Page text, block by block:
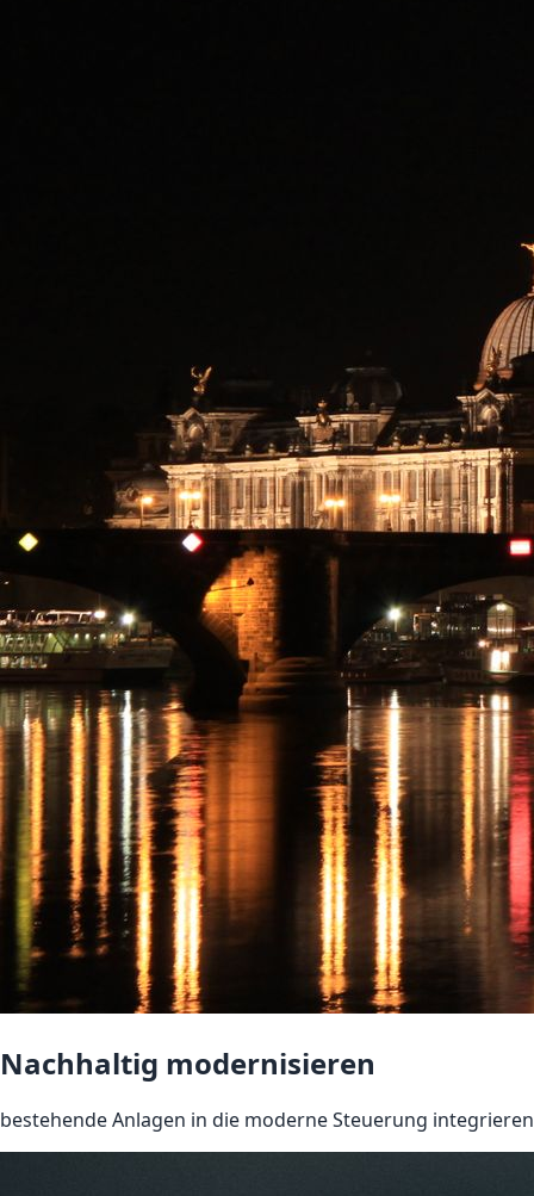
Nachhaltig modernisieren
bestehende Anlagen in die moderne Steuerung integrieren